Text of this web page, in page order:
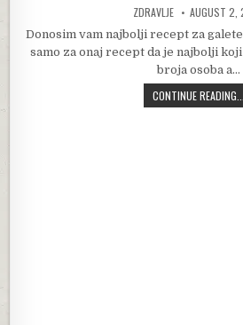
AUTHOR:
ZDRAVLJE PUBLISHED
AUGUST 2,
Donosim vam najbolji recept za
samo za onaj recept da je najbolji
broja osoba a…
CONTINUE READING...